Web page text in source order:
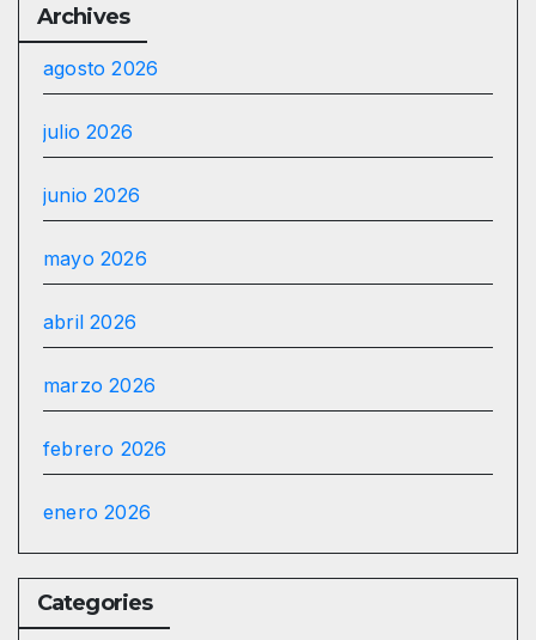
Archives
agosto 2026
julio 2026
junio 2026
mayo 2026
abril 2026
marzo 2026
febrero 2026
enero 2026
Categories